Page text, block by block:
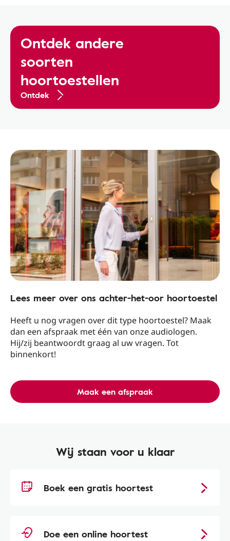
Ontdek andere
soorten
hoortoestellen
Ontdek
Lees meer over ons achter-het-oor hoortoestel
Heeft u nog vragen over dit type hoortoestel? Maak
dan een afspraak met één van onze audiologen.
Hij/zij beantwoordt graag al uw vragen. Tot
binnenkort!
Maak een afspraak
Wij staan voor u klaar
Boek een gratis hoortest
Doe een online hoortest